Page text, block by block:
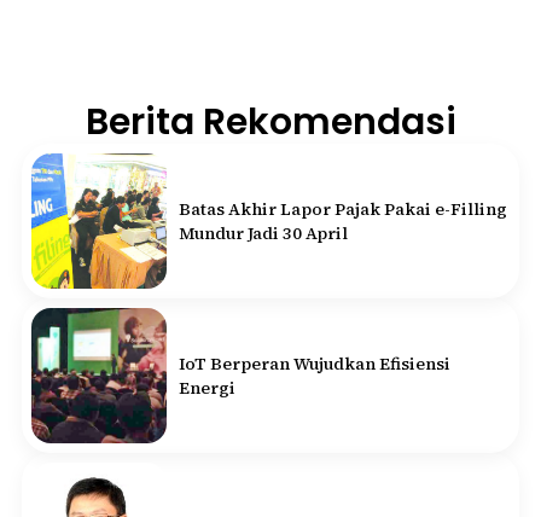
Berita Rekomendasi
Batas Akhir Lapor Pajak Pakai e-Filling
Mundur Jadi 30 April
IoT Berperan Wujudkan Efisiensi
Energi